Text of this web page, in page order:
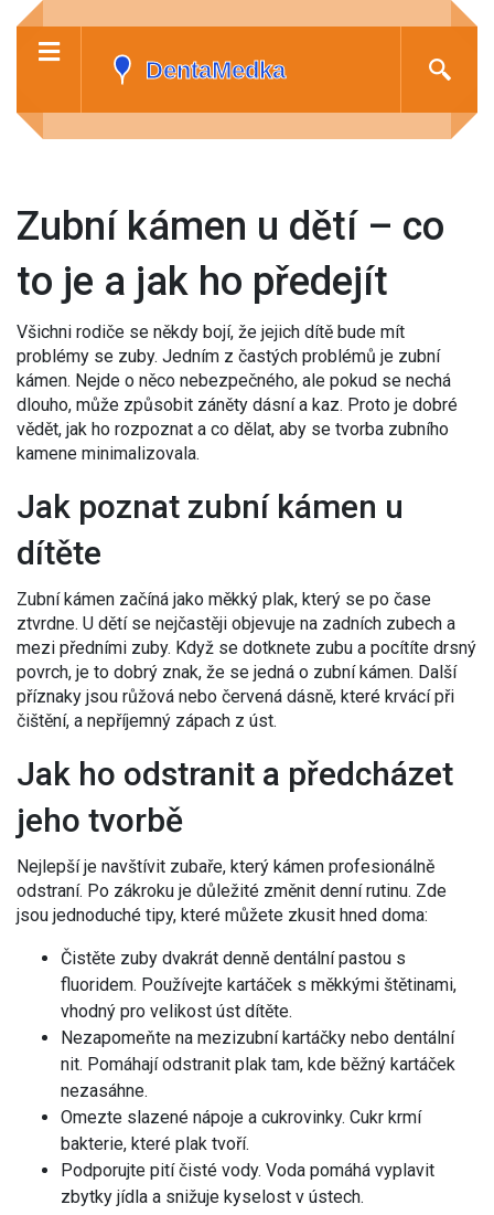
Zubní kámen u dětí – co
to je a jak ho předejít
Všichni rodiče se někdy bojí, že jejich dítě bude mít
problémy se zuby. Jedním z častých problémů je zubní
kámen. Nejde o něco nebezpečného, ale pokud se nechá
dlouho, může způsobit záněty dásní a kaz. Proto je dobré
vědět, jak ho rozpoznat a co dělat, aby se tvorba zubního
kamene minimalizovala.
Jak poznat zubní kámen u
dítěte
Zubní kámen začíná jako měkký plak, který se po čase
ztvrdne. U dětí se nejčastěji objevuje na zadních zubech a
mezi předními zuby. Když se dotknete zubu a pocítíte drsný
povrch, je to dobrý znak, že se jedná o zubní kámen. Další
příznaky jsou růžová nebo červená dásně, které krvácí při
čištění, a nepříjemný zápach z úst.
Jak ho odstranit a předcházet
jeho tvorbě
Nejlepší je navštívit zubaře, který kámen profesionálně
odstraní. Po zákroku je důležité změnit denní rutinu. Zde
jsou jednoduché tipy, které můžete zkusit hned doma:
Čistěte zuby dvakrát denně dentální pastou s
fluoridem. Používejte kartáček s měkkými štětinami,
vhodný pro velikost úst dítěte.
Nezapomeňte na mezizubní kartáčky nebo dentální
nit. Pomáhají odstranit plak tam, kde běžný kartáček
nezasáhne.
Omezte slazené nápoje a cukrovinky. Cukr krmí
bakterie, které plak tvoří.
Podporujte pití čisté vody. Voda pomáhá vyplavit
zbytky jídla a snižuje kyselost v ústech.